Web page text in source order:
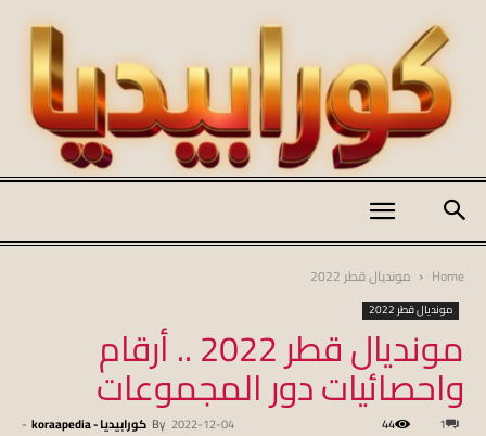
koraapedia
Home مونديال قطر 2022
مونديال قطر 2022
مونديال قطر 2022 .. أرقام
واحصائيات دور المجموعات
By كورابيديا - koraapedia - 2022-12-04 1
44